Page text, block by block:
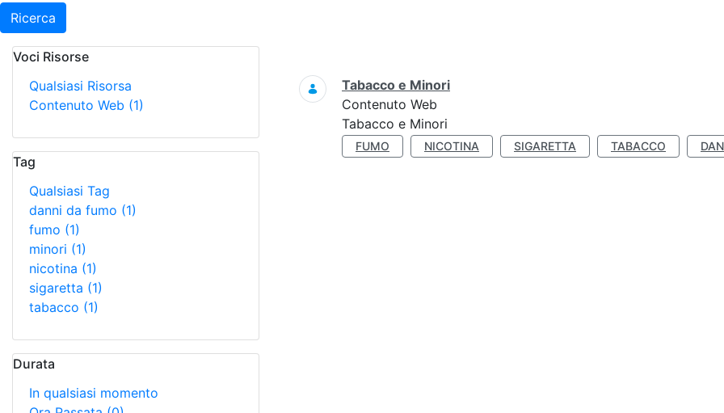
Ricerca
Voci Risorse
Qualsiasi Risorsa
Contenuto Web (1)
Tag
Qualsiasi Tag
danni da fumo (1)
fumo (1)
minori (1)
nicotina (1)
sigaretta (1)
tabacco (1)
Durata
In qualsiasi momento
Ricerca
Tabacco e Minori
Contenuto Web
Tabacco e Minori
FUMO NICOTINA SIGARETTA TABACCO